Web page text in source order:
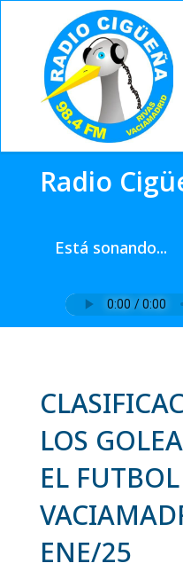
Radio
Está sonando...
LOS
EL
ENE/25